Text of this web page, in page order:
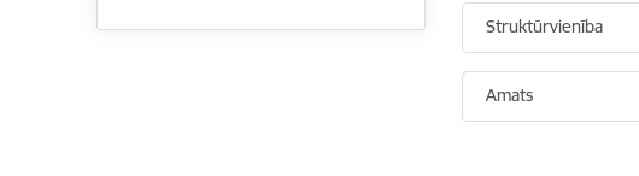
Struktūrvienība
Amats